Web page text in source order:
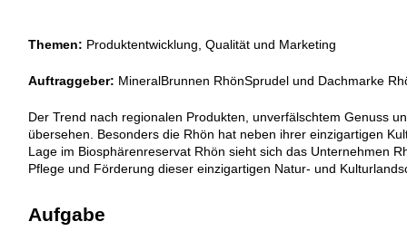
Themen: Produktentwicklung, Qualität und Marketing
Auftraggeber: MineralBrunnen RhönSprudel und Dachmarke
Der Trend nach regionalen Produkten, unverfälschtem Genuss
übersehen. Besonders die Rhön hat neben ihrer einzigartigen
Lage im Biosphärenreservat Rhön sieht sich das Unternehmen
Pflege und Förderung dieser einzigartigen Natur- und
Aufgabe